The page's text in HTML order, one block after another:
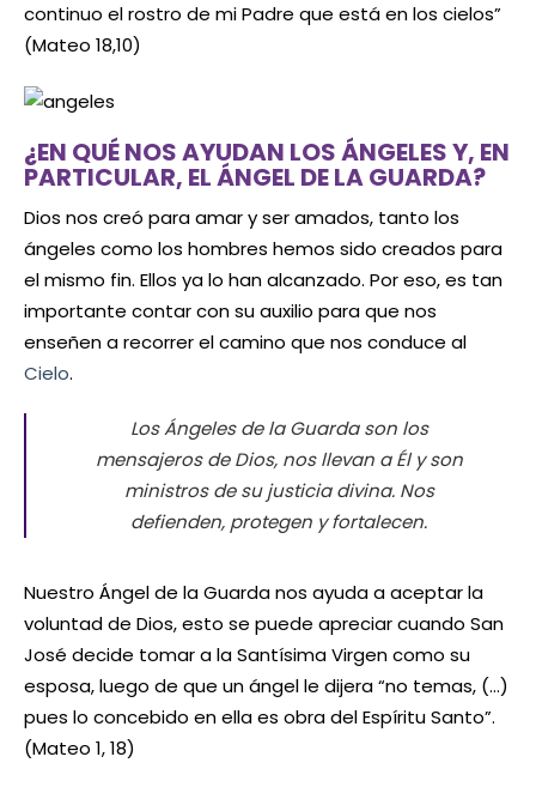
continuo el rostro de mi Padre que está en los cielos”
(Mateo 18,10)
¿EN QUÉ NOS AYUDAN LOS ÁNGELES Y, EN
PARTICULAR, EL ÁNGEL DE LA GUARDA?
Dios nos creó para amar y ser amados, tanto los
ángeles como los hombres hemos sido creados para
el mismo fin. Ellos ya lo han alcanzado. Por eso, es tan
importante contar con su auxilio para que nos
enseñen a recorrer el camino que nos conduce al
Cielo.
Los Ángeles de la Guarda son los
mensajeros de Dios, nos llevan a Él y son
ministros de su justicia divina. Nos
defienden, protegen y fortalecen.
Nuestro Ángel de la Guarda nos ayuda a aceptar la
voluntad de Dios, esto se puede apreciar cuando San
José decide tomar a la Santísima Virgen como su
esposa, luego de que un ángel le dijera “no temas, (…)
pues lo concebido en ella es obra del Espíritu Santo”.
(Mateo 1, 18)